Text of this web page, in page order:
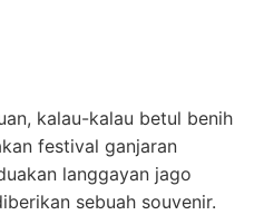
kalau-kalau betul benih
festival ganjaran
langgayan jago
sebuah souvenir.